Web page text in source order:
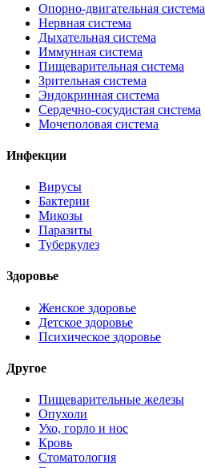
Опорно-двигательная система
Нервная система
Дыхательная система
Иммунная система
Пищеварительная система
Зрительная система
Эндокринная система
Сердечно-сосудистая система
Мочеполовая система
Инфекции
Вирусы
Бактерии
Микозы
Паразиты
Туберкулез
Здоровье
Женское здоровье
Детское здоровье
Психическое здоровье
Другое
Пищеварительные железы
Опухоли
Ухо, горло и нос
Кровь
Стоматология